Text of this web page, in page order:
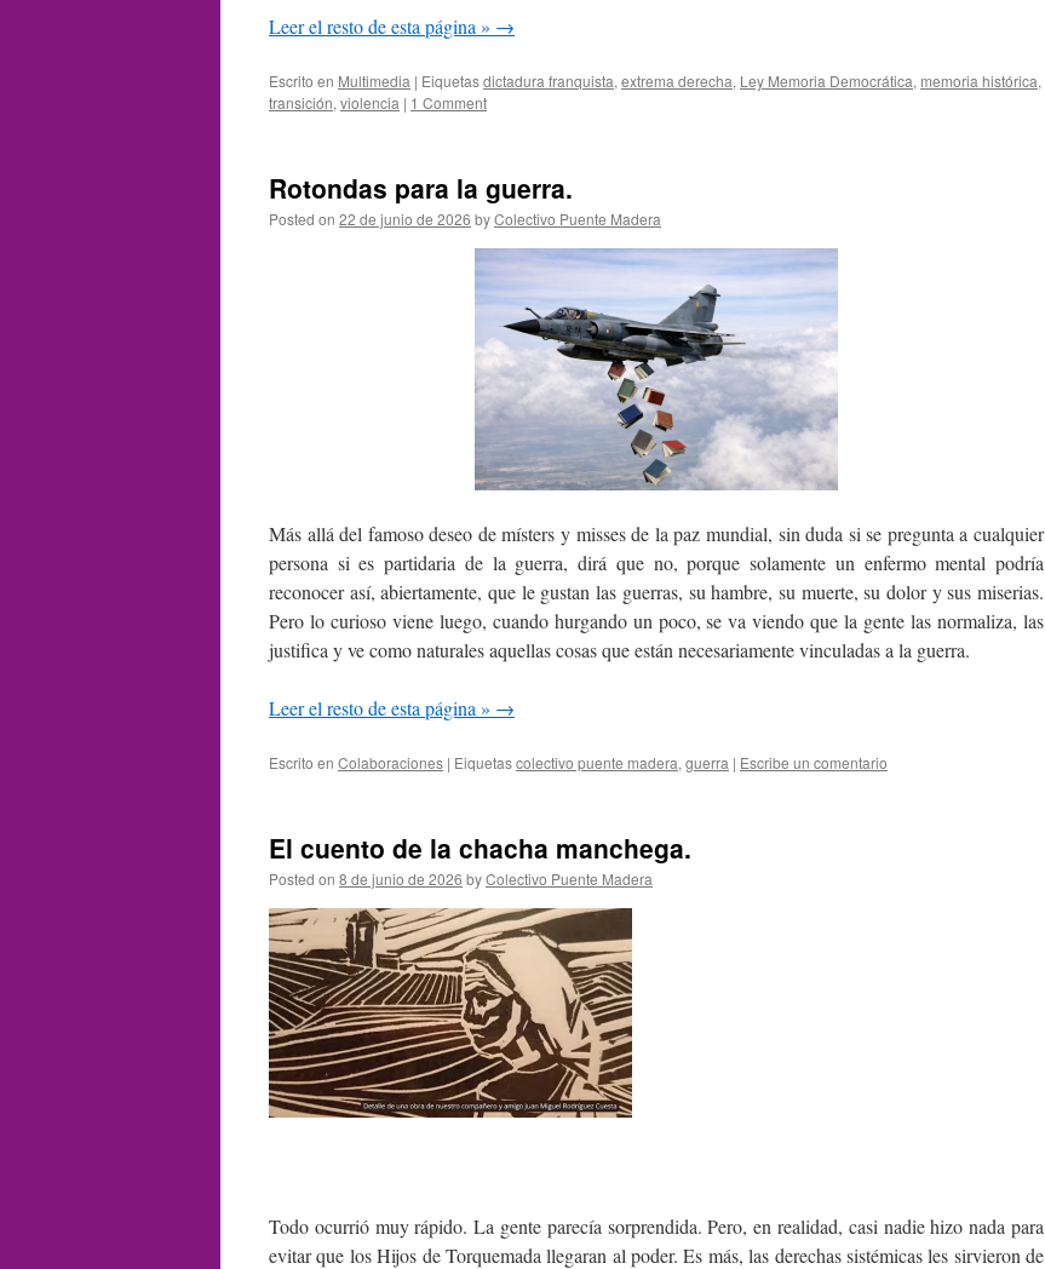
Leer el resto de esta página » →
Escrito en Multimedia | Eiquetasdictadura franquista, extrema derecha, Ley Memoria Democrática, memoria histórica,
transición, violencia | 1 Comment
Rotondas para la guerra.
Posted on 22 de junio de 2026 byColectivo Puente Madera
Más allá del famoso deseo de místers y misses de la paz mundial, sin duda si se pregunta a cualquier
persona si es partidaria de la guerra, dirá que no, porque solamente un enfermo mental podría
reconocer así, abiertamente, que le gustan las guerras, su hambre, su muerte, su dolor y sus miserias.
Pero lo curioso viene luego, cuando hurgando un poco, se va viendo que la gente las normaliza, las
justifica y ve como naturales aquellas cosas que están necesariamente vinculadas a la guerra.
Leer el resto de esta página » →
Escrito en Colaboraciones | Eiquetascolectivo puente madera, guerra | Escribe un comentario
El cuento de la chacha manchega.
Posted on 8 de junio de 2026 byColectivo Puente Madera
Todo ocurrió muy rápido. La gente parecía sorprendida. Pero, en realidad, casi nadie hizo nada para
evitar que los Hijos de Torquemada llegaran al poder. Es más, las derechas sistémicas les sirvieron de